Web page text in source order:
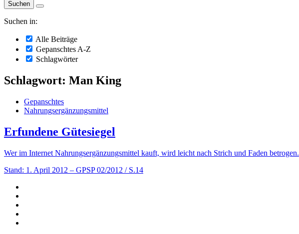
Suchen in:
Alle Beiträge
Gepanschtes A-Z
Schlagwörter
Schlagwort: Man King
Gepanschtes
Nahrungsergänzungsmittel
Erfundene Gütesiegel
Wer im Internet Nahrungsergänzungsmittel kauft, wird leicht nach Strich und Faden betrogen.
Stand: 1. April 2012 – GPSP 02/2012 / S.14